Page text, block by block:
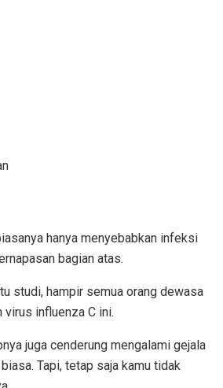
hanya menyebabkan infeksi
bagian atas.
studi, hampir semua orang dewasa
influenza C ini.
juga cenderung mengalami gejala
Tapi, tetap saja kamu tidak